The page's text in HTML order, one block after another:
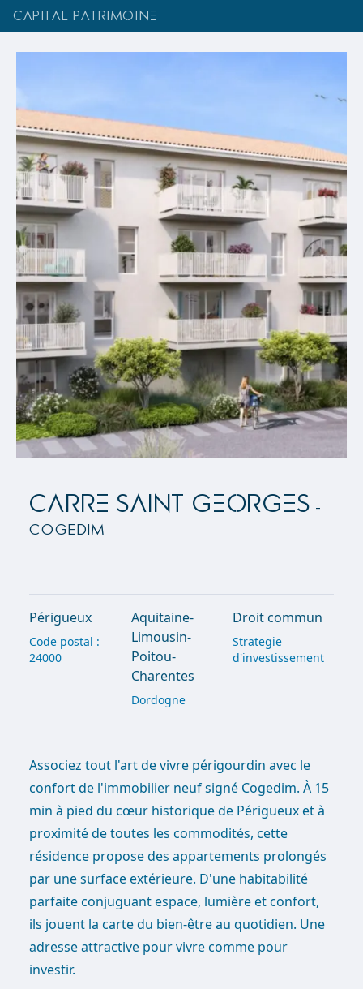
CAPITAL PATRIMOINE
CARRE SAINT GEORGES -
Cogedim
Périgueux
Code postal :
24000
Aquitaine-
Limousin-
Poitou-
Charentes
Dordogne
Droit commun
Strategie
d'investissement
Associez tout l'art de vivre périgourdin avec le
confort de l'immobilier neuf signé Cogedim. À 15
min à pied du cœur historique de Périgueux et à
proximité de toutes les commodités, cette
résidence propose des appartements prolongés
par une surface extérieure. D'une habitabilité
parfaite conjuguant espace, lumière et confort,
ils jouent la carte du bien-être au quotidien. Une
adresse attractive pour vivre comme pour
investir.